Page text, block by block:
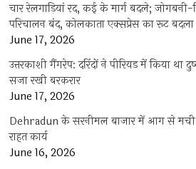
चार रेलगाड़ियां रद, कई के मार्ग बदले;
परिचालन बंद, कोलकाता एक्सप्रेस का रूट बदला
June 17, 2026
उत्तरकाशी गैंगरेप: दरिंदों ने पीरियड में किया था
सजा रखी बरकरार
June 17, 2026
Dehradun के सरनीमल बाजार में आग से मची
राहत कार्य
June 16, 2026